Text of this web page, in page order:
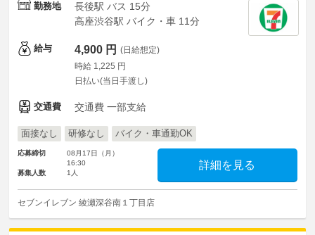
勤務地
長後駅 バス 15分
高座渋谷駅 バイク・車 11分
給与 4,900 円 (日給想定)
時給 1,225 円
日払い(当日手渡し)
交通費 交通費 一部支給
面接なし 研修なし バイク・車通勤OK
応募締切
08月17日（月）
16:30
募集人数
1人
詳細を見る
セブンイレブン 綾瀬深谷南１丁目店